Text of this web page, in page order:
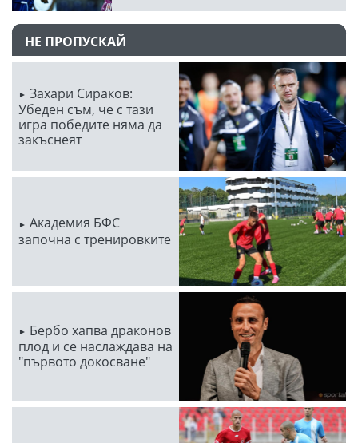
НЕ ПРОПУСКАЙ
Захари Сираков:
Убеден съм, че с тази
игра победите няма да
закъснеят
Академия БФС
започна с тренировките
Бербо хапва драконов
плод и се наслаждава на
"първото докосване"